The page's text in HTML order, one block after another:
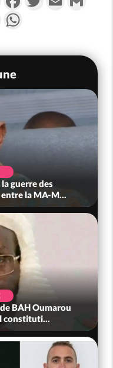
Messenger
guerre des
la MA-M...
BAH Oumarou
constituti...